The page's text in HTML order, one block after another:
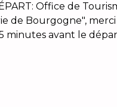
Office de
de Bourgogne",
minutes avant le